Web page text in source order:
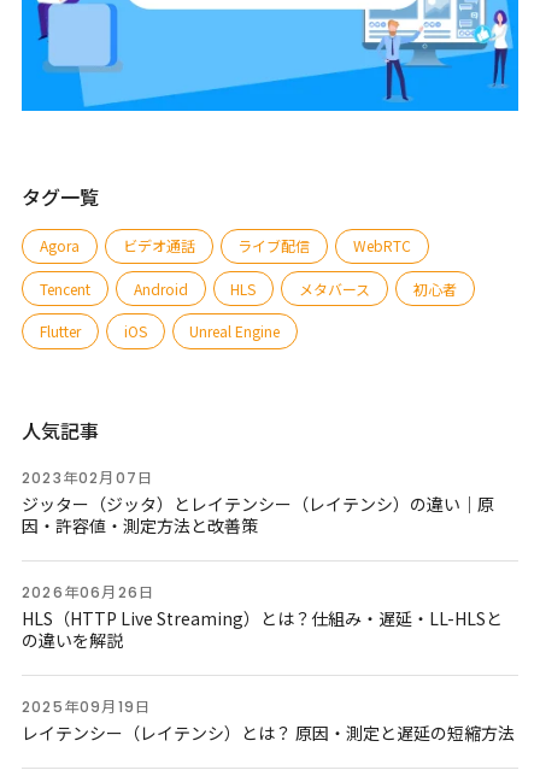
タグ一覧
Agora ビデオ通話 ライブ配信 WebRTC
Tencent Android HLS メタバース 初心者
Flutter iOS Unreal Engine
人気記事
2023年02月07日
ジッター（ジッタ）とレイテンシー（レイテンシ）の違い｜原
因・許容値・測定方法と改善策
2026年06月26日
HLS（HTTP Live Streaming）とは？仕組み・遅延・LL-HLSと
の違いを解説
2025年09月19日
レイテンシー（レイテンシ）とは？ 原因・測定と遅延の短縮方法